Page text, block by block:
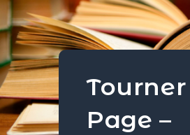
Tourner
Page –